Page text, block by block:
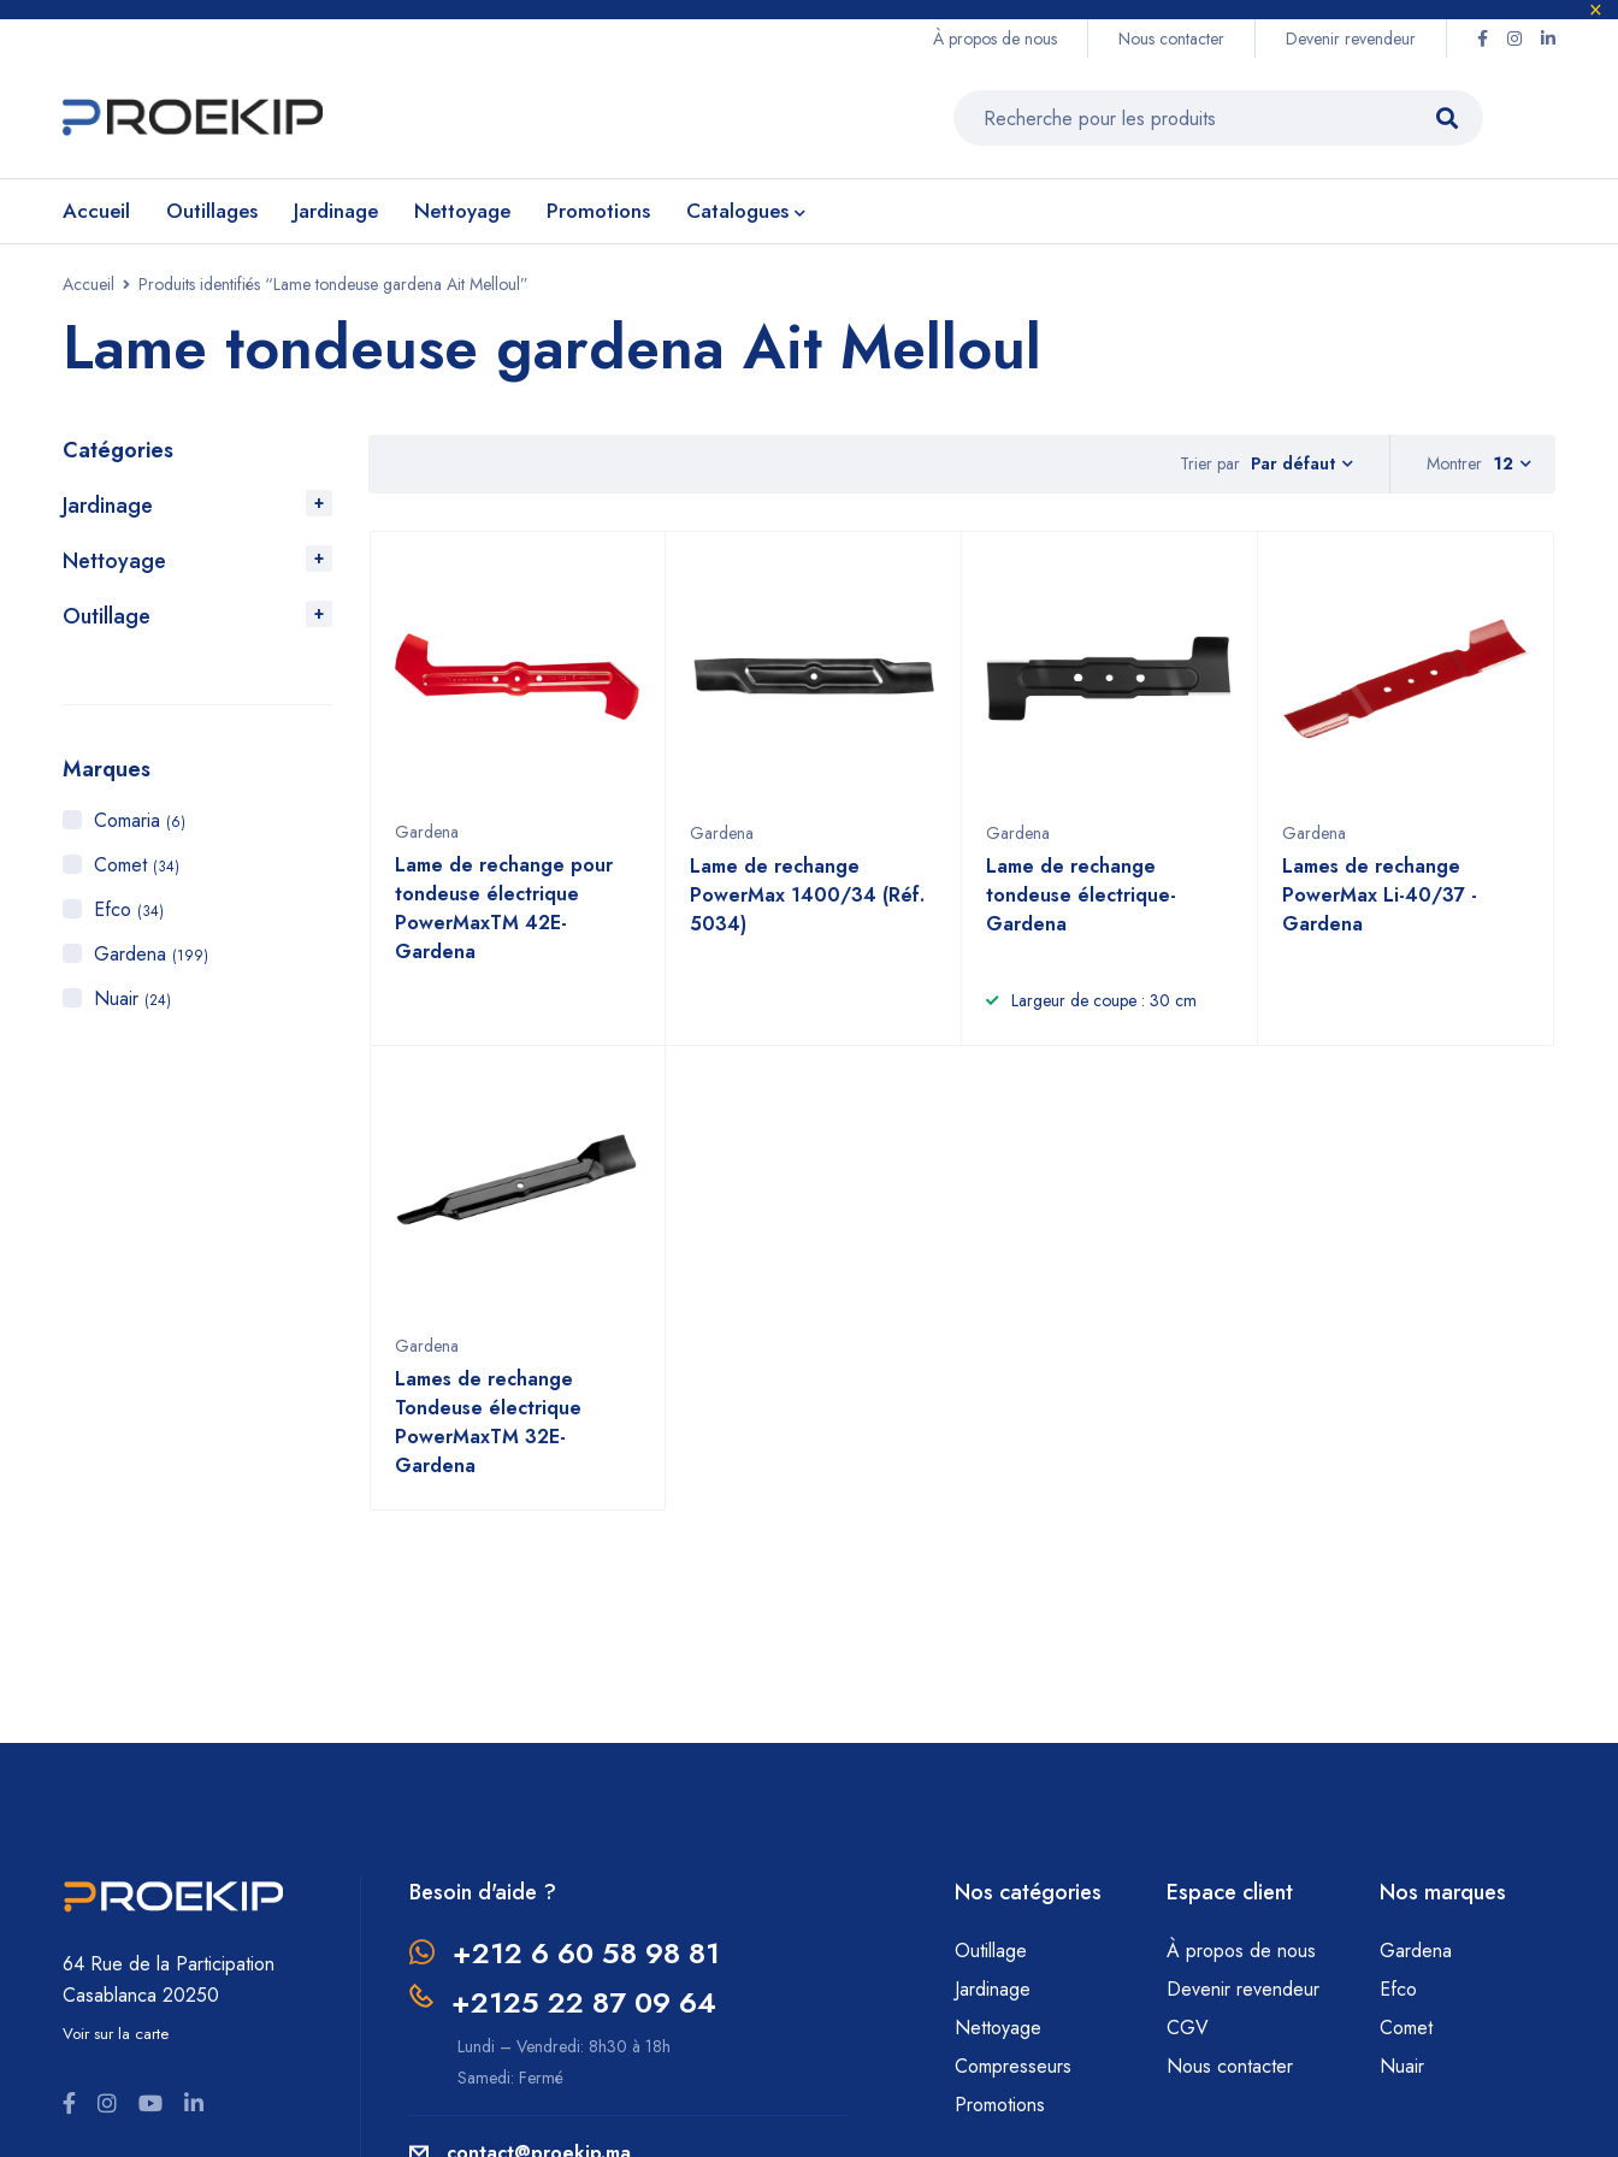
À propos de nous Nous contacter Devenir revendeur
Accueil Outillages Jardinage Nettoyage Promotions Catalogues
Accueil Produits identifiés “Lame tondeuse gardena Ait Melloul”
Lame tondeuse gardena Ait Melloul
Catégories
Jardinage
Nettoyage
Outillage
Marques
Comaria (6)
Comet (34)
Efco (34)
Gardena (199)
Nuair (24)
Trier par Par défaut Montrer 12
Gardena
Lame de rechange pour
tondeuse électrique
PowerMaxTM 42E-
Gardena
Gardena
Lame de rechange
PowerMax 1400/34 (Réf.
5034)
Gardena
Lame de rechange
tondeuse électrique-
Gardena
Largeur de coupe : 30 cm
Gardena
Lames de rechange
PowerMax Li-40/37 -
Gardena
Gardena
Lames de rechange
Tondeuse électrique
PowerMaxTM 32E-
Gardena
64 Rue de la Participation
Casablanca 20250
Voir sur la carte
Besoin d'aide ?
+212 6 60 58 98 81
+2125 22 87 09 64
Lundi – Vendredi: 8h30 à 18h
Samedi: Fermé
Nos catégories
Outillage
Jardinage
Nettoyage
Compresseurs
Promotions
Espace client
À propos de nous
Devenir revendeur
CGV
Nous contacter
Nos marques
Gardena
Efco
Comet
Nuair